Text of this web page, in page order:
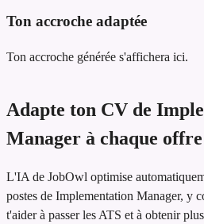
Ton accroche adaptée
Ton accroche générée s'affichera ici.
Adapte ton CV de
Manager à chaque
L'IA de JobOwl optimise
postes de Implementation Manager, y
t'aider à passer les ATS et à obtenir